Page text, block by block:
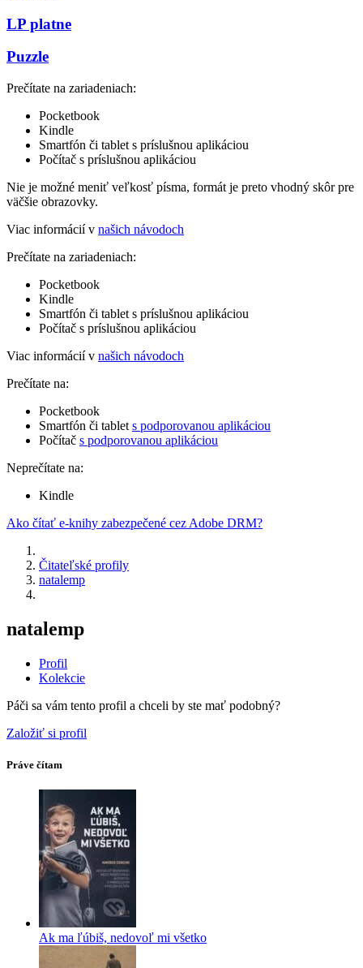
LP platne
Puzzle
Prečítate na zariadeniach:
Pocketbook
Kindle
Smartfón či tablet s príslušnou aplikáciou
Počítač s príslušnou aplikáciou
Nie je možné meniť veľkosť písma, formát je preto vhodný skôr pre
väčšie obrazovky.
Viac informácií v našich návodoch
Prečítate na zariadeniach:
Pocketbook
Kindle
Smartfón či tablet s príslušnou aplikáciou
Počítač s príslušnou aplikáciou
Viac informácií v našich návodoch
Prečítate na:
Pocketbook
Smartfón či tablet s podporovanou aplikáciou
Počítač s podporovanou aplikáciou
Neprečítate na:
Kindle
Ako čítať e-knihy zabezpečené cez Adobe DRM?
Čitateľské profily
natalemp
natalemp
Profil
Kolekcie
Páči sa vám tento profil a chceli by ste mať podobný?
Založiť si profil
Práve čítam
Ak ma ľúbiš, nedovoľ mi všetko